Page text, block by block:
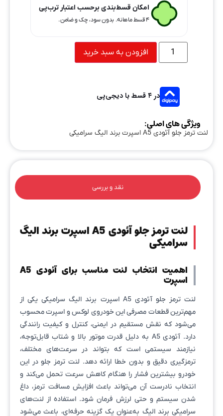
امکان قسط‌بندی برحسب اعتبار ترب‌پی
۴ قسط ماهانه. بدون سود، چک و ضامن.
افزودن به سبد خرید
در ۴ قسط با دیجی‌پی
ویژگی های اصلی:
لنت ترمز جلو آئودی A5 اسپرت برند الیگ سرامیکی
نقد و بررسی
لنت ترمز جلو آئودی A5 اسپرت برند الیگ
سرامیکی
اهمیت انتخاب لنت مناسب برای آئودی A5
اسپرت
لنت ترمز جلو آئودی A5 اسپرت برند الیگ سرامیکی یکی از
مهم‌ترین قطعات مصرفی این خودروی لوکس و اسپرت محسوب
می‌شود که نقش مستقیم در ایمنی، کنترل و کیفیت رانندگی
دارد. آئودی A5 به دلیل قدرت موتور بالا و شتاب قابل‌توجه،
نیازمند سیستمی است که بتواند در سرعت‌های مختلف،
ترمزگیری دقیق و بدون خطا ارائه دهد. لنت ترمز جلو در این
خودرو بیشترین فشار را هنگام کاهش سرعت تحمل می‌کند و
انتخاب نادرست آن می‌تواند باعث افزایش مسافت ترمز، داغ
شدن سیستم و حتی لرزش فرمان شود. استفاده از لنت‌های
سرامیکی برند الیگ به‌عنوان یک گزینه حرفه‌ای، باعث می‌شود